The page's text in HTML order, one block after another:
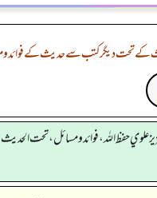
کے تحت دیگر کتب سے حدیث کے فوائد و
علوي حفظ الله، فوائد و مسائل، تحت